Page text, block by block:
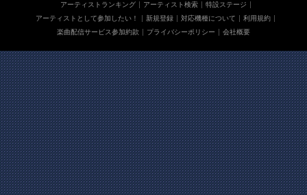
アーティストランキング アーティスト検索
特設ステージ
アーティストとして参加したい！
新規登録 対応機種について
利用規約
楽曲配信サービス参加約款
プライバシーポリシー 会社概要